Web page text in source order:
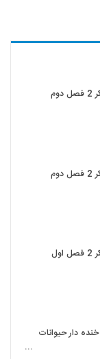
دانلود مسابقه جوکر 2 فصل دوم
دانلود مسابقه جوکر 2 فصل دوم
دانلود مسابقه جوکر 2 فصل اول
دار حیوانات